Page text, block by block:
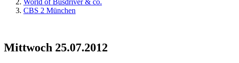
World of Busdriver & co.
CBS 2 München
Mittwoch 25.07.2012